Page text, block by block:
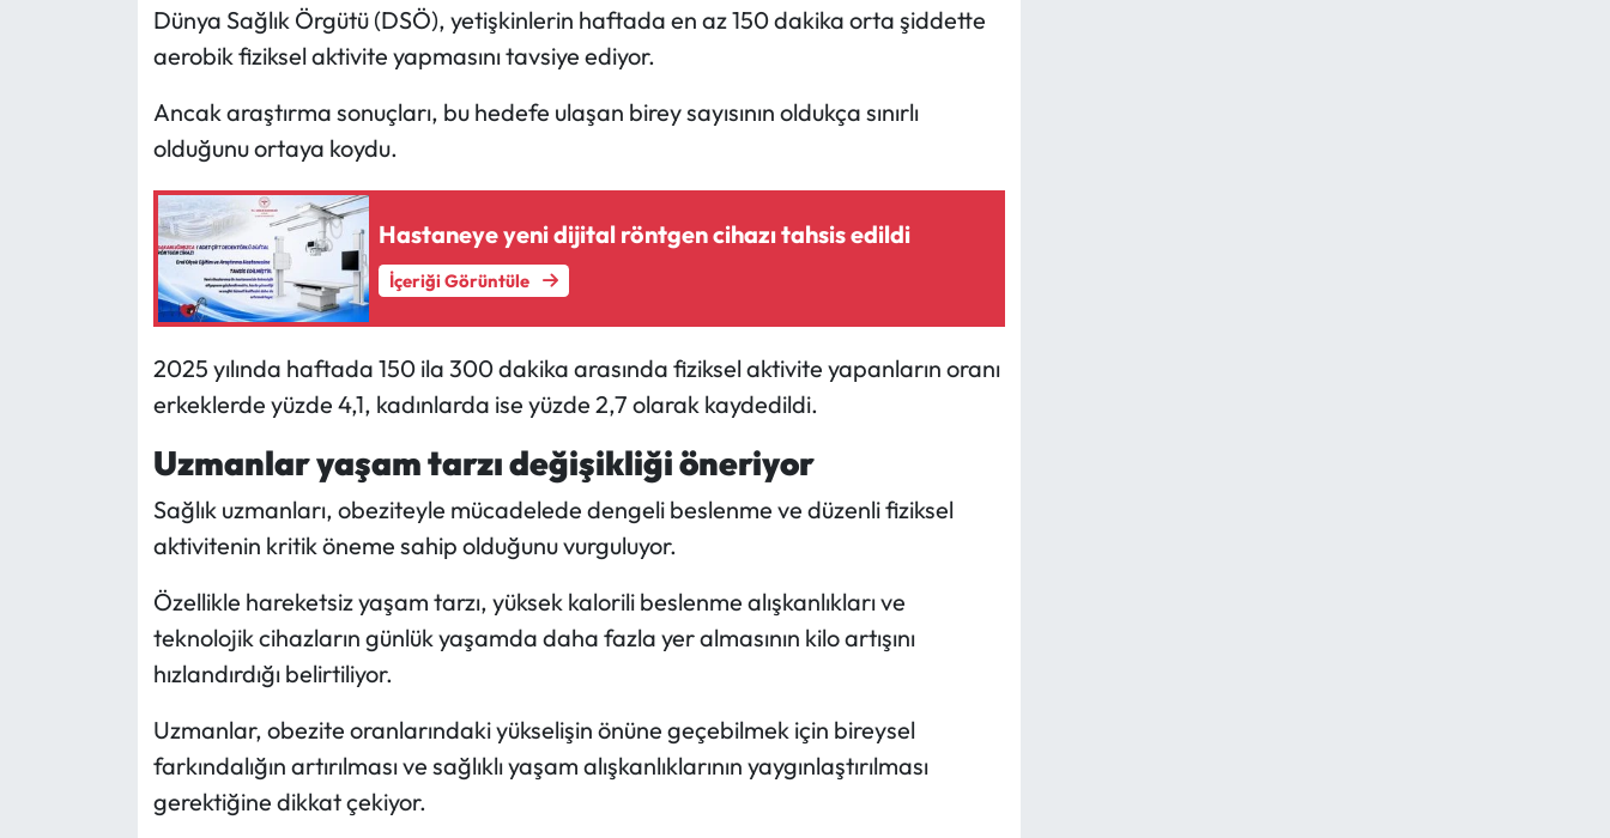
Dünya Sağlık Örgütü (DSÖ), yetişkinlerin haftada en az 150 dakika orta şiddette
aerobik fiziksel aktivite yapmasını tavsiye ediyor.
Ancak araştırma sonuçları, bu hedefe ulaşan birey sayısının oldukça sınırlı
olduğunu ortaya koydu.
Hastaneye yeni dijital röntgen cihazı tahsis edildi
İçeriği Görüntüle
2025 yılında haftada 150 ila 300 dakika arasında fiziksel aktivite yapanların oranı
erkeklerde yüzde 4,1, kadınlarda ise yüzde 2,7 olarak kaydedildi.
Uzmanlar yaşam tarzı değişikliği öneriyor
Sağlık uzmanları, obeziteyle mücadelede dengeli beslenme ve düzenli fiziksel
aktivitenin kritik öneme sahip olduğunu vurguluyor.
Özellikle hareketsiz yaşam tarzı, yüksek kalorili beslenme alışkanlıkları ve
teknolojik cihazların günlük yaşamda daha fazla yer almasının kilo artışını
hızlandırdığı belirtiliyor.
Uzmanlar, obezite oranlarındaki yükselişin önüne geçebilmek için bireysel
farkındalığın artırılması ve sağlıklı yaşam alışkanlıklarının yaygınlaştırılması
gerektiğine dikkat çekiyor.